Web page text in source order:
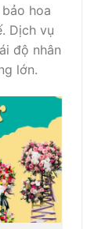
hoa
Dịch vụ
độ nhân
lớn.